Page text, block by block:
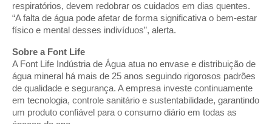
respiratórios, devem redobrar os cuidados em dias quentes.
“A falta de água pode afetar de forma significativa o bem-estar
físico e mental desses indivíduos”, alerta.
Sobre a Font Life
A Font Life Indústria de Água atua no envase e distribuição de
água mineral há mais de 25 anos seguindo rigorosos padrões
de qualidade e segurança. A empresa investe continuamente
em tecnologia, controle sanitário e sustentabilidade, garantindo
um produto confiável para o consumo diário em todas as